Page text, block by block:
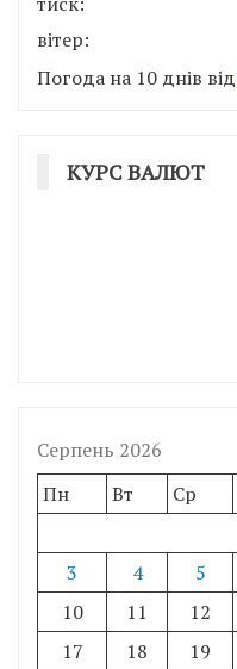
вітер:
Погода на 10 днів від
КУРС ВАЛЮТ
Серпень 2026
Пн
Вт Ср
3
4 5
10
11 12
17
18 19